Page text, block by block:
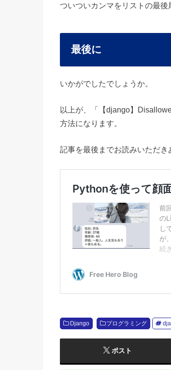
ついついカンマをリストの最後
最後に
いかがでしたでしょうか。
以上が、「【django】
方法になります。
記事を最後までお読みいただき
Django プログラミング
ポスト